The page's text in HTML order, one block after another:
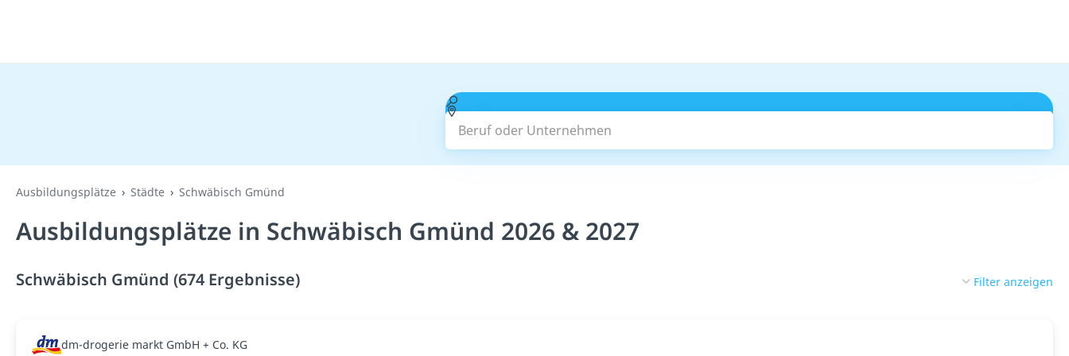
Beruf oder Unternehmen
Ausbildungsplätze Städte Schwäbisch Gmünd
Ausbildungsplätze in Schwäbisch Gmünd 2026 & 2027
Schwäbisch Gmünd (674 Ergebnisse) Filter anzeigen
dm-drogerie markt GmbH + Co. KG